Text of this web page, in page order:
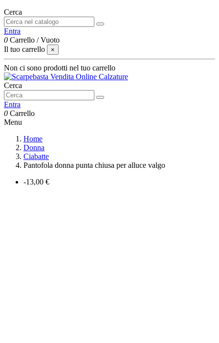
Cerca
Entra
0 Carrello /Vuoto
Il tuo carrello
×
Non ci sono prodotti nel tuo carrello
Cerca
Entra
0 Carrello
Menu
Home
Donna
Ciabatte
Pantofola donna punta chiusa per alluce valgo
-13,00 €